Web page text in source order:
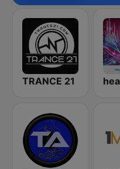
TRANCE 21